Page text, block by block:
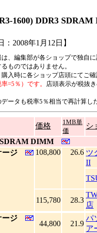
1600) DDR3
：2008年1月12日】
、編集部が各ショップで独自
ものではありません。
入時に各ショップ店頭にてご
=5％）です。 店頭表示が税抜
ータも税率5％相当で再計算し
価格
1MB単
価
シ
SDRAM DIMM
ージ 108,800 26.6 ツ
II
115,780 28.3
店
ージ
44,800 21.9
パ
ア